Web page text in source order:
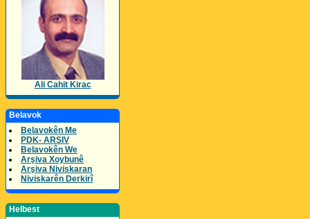
Ali Cahit Kirac
Belavok
Belavokên Me
PDK- ARSIV
Belavokên We
Arşiva Xoybunê
Arşiva Niviskaran
Niviskarên Derkirî
Helbest